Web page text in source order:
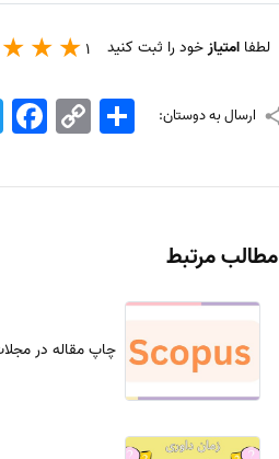
لطفا امتیازخود را ثبت کنید 1
ارسال به دوستان: Copy
Link
اشتراک
مطالب مرتبط
چاپ مقاله در